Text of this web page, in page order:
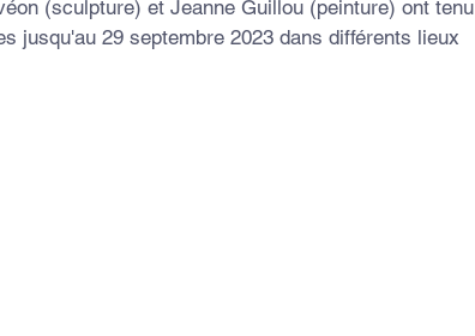
(sculpture) et Jeanne Guillou (peinture) ont tenu
jusqu'au 29 septembre 2023 dans différents lieux